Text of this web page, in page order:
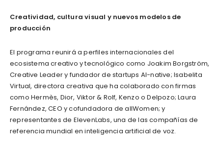
Creatividad, cultura visual y nuevos modelos de
producción
El programa reunirá a perfiles internacionales del
ecosistema creativo y tecnológico como Joakim Borgström,
Creative Leader y fundador de startups AI-native; Isabelita
Virtual, directora creativa que ha colaborado con firmas
como Hermès, Dior, Viktor & Rolf, Kenzo o Delpozo; Laura
Fernández, CEO y cofundadora de allWomen; y
representantes de ElevenLabs, una de las compañías de
referencia mundial en inteligencia artificial de voz.